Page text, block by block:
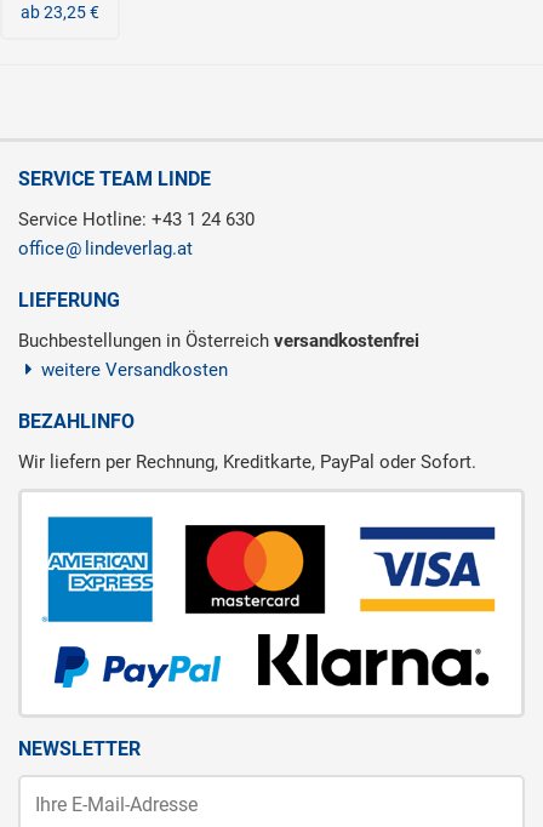
ab 23,25 €
SERVICE TEAM LINDE
Service Hotline: +43 1 24 630
office
lindeverlag.at
LIEFERUNG
Buchbestellungen in Österreich versandkostenfrei
weitere Versandkosten
BEZAHLINFO
Wir liefern per Rechnung, Kreditkarte, PayPal oder Sofort.
NEWSLETTER